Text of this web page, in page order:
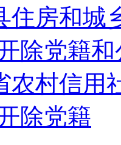
住房和城
除党籍和
农村信用
除党籍